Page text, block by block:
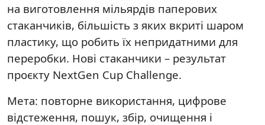
на виготовлення мільярдів паперових
стаканчиків, більшість з яких вкриті шаром
пластику, що робить їх непридатними для
переробки. Нові стаканчики – результат
проєкту NextGen Cup Challenge.
Мета: повторне використання, цифрове
відстеження, пошук, збір, очищення і